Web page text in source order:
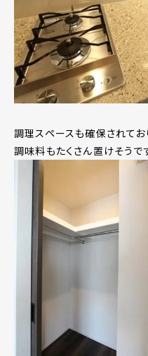
調理スペースも確保されてお
調味料もたくさん置けそう